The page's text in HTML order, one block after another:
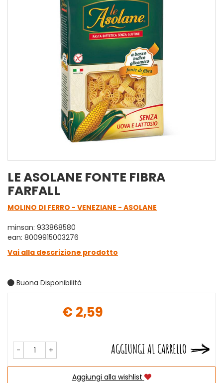
LE ASOLANE FONTE FIBRA
FARFALL
MOLINO DI FERRO - VENEZIANE - ASOLANE
minsan: 933868580
ean: 8009915003276
Vai alla descrizione prodotto
Buona Disponibilità
€ 2,59
- + AGGIUNGI AL CARRELLO
Aggiungi alla wishlist